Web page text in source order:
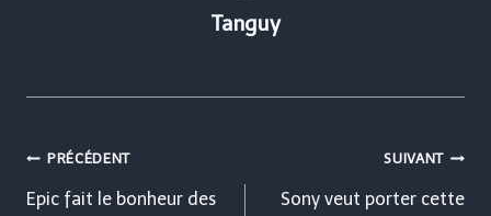
Tanguy
Navigation
de
PRÉCÉDENT
Epic fait le bonheur des
SUIVANT
Sony veut porter cette